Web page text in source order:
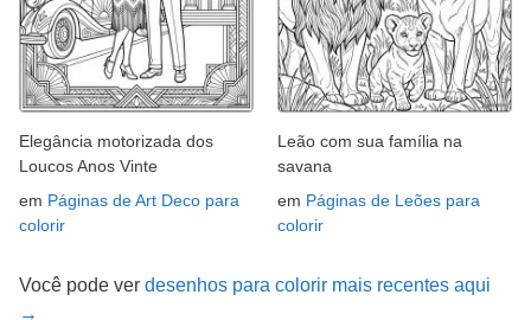
Elegância motorizada dos
Loucos Anos Vinte
em Páginas de Art Deco para
colorir
Leão com sua família na
savana
em Páginas de Leões para
colorir
Você pode ver desenhos para colorir mais recentes aqui
→